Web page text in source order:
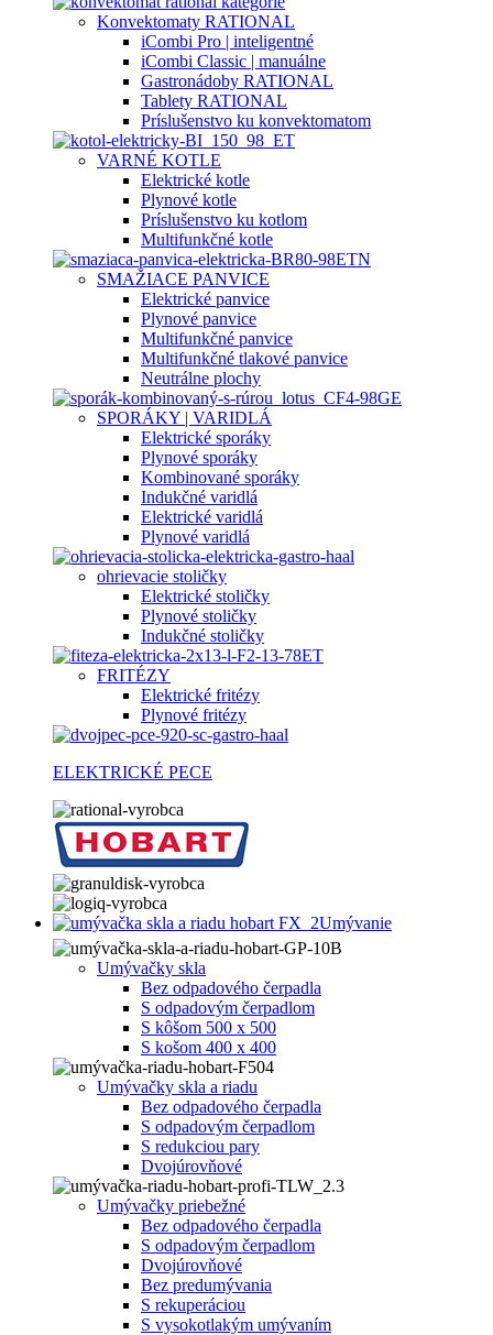
Konvektomaty RATIONAL
iCombi Pro | inteligentné
iCombi Classic | manuálne
Gastronádoby RATIONAL
Tablety RATIONAL
Príslušenstvo ku konvektomatom
VARNÉ KOTLE
Elektrické kotle
Plynové kotle
Príslušenstvo ku kotlom
Multifunkčné kotle
SMAŽIACE PANVICE
Elektrické panvice
Plynové panvice
Multifunkčné panvice
Multifunkčné tlakové panvice
Neutrálne plochy
SPORÁKY | VARIDLÁ
Elektrické sporáky
Plynové sporáky
Kombinované sporáky
Indukčné varidlá
Elektrické varidlá
Plynové varidlá
ohrievacie stoličky
Elektrické stoličky
Plynové stoličky
Indukčné stoličky
FRITÉZY
Elektrické fritézy
Plynové fritézy
ELEKTRICKÉ PECE
Umývanie
Umývačky skla
Bez odpadového čerpadla
S odpadovým čerpadlom
S kôšom 500 x 500
S košom 400 x 400
Umývačky skla a riadu
Bez odpadového čerpadla
S odpadovým čerpadlom
S redukciou pary
Dvojúrovňové
Umývačky priebežné
Bez odpadového čerpadla
S odpadovým čerpadlom
Dvojúrovňové
Bez predumývania
S rekuperáciou
S vysokotlakým umývaním